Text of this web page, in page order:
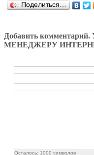
Поделиться…
Добавить
МЕНЕДЖЕРУ
Осталось: 1000 символов